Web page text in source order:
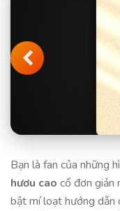
Bạn là fan của những
hươu cao cổ đơn giản
bật mí loạt hướng dẫn